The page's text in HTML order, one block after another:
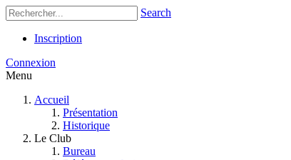
Search
Inscription
Connexion
Menu
Accueil
Présentation
Historique
Le Club
Bureau